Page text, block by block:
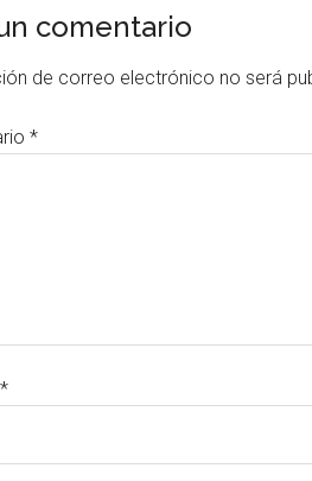
comentario
de correo electrónico no será
*
*